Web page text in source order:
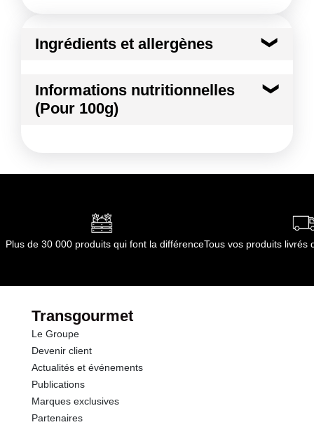
Ingrédients et allergènes
Raisin blanc
Conformément aux informations transmises
Informations nutritionnelles
(Pour 100g)
Kilojoules 310 kj
dont Acides gras saturés 0.01 g
dont Sucres
Fibres
Protéines
Sel
Plus de 30 000 produits qui font la différenceTous vos produits livrés
Transgourmet
Le Groupe
Devenir client
Actualités et événements
Publications
Marques exclusives
Partenaires